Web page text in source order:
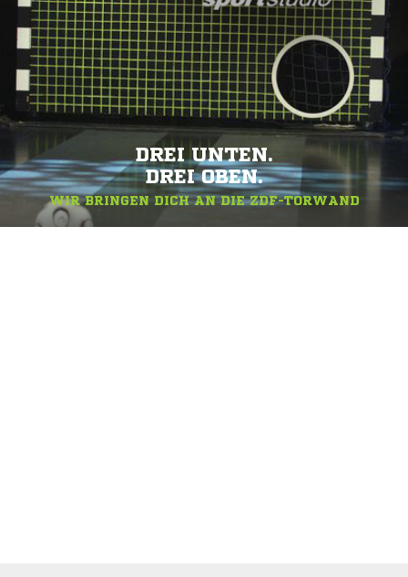
DREI UNTEN.
DREI OBEN.
WIR BRINGEN DICH AN DIE ZDF-TORWAND